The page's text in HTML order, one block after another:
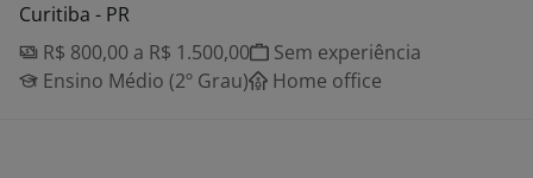
Curitiba - PR
R$ 800,00 a R$ 1.500,00
Sem experiência
Ensino Médio (2º Grau)
Home office